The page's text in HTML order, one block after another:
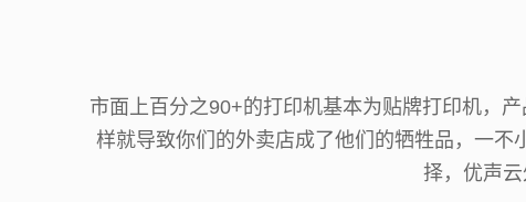
市面上百分之90+的打印机基本为贴牌打印机，
样就导致你们的外卖店成了他们的牺牲品，一
择，优声